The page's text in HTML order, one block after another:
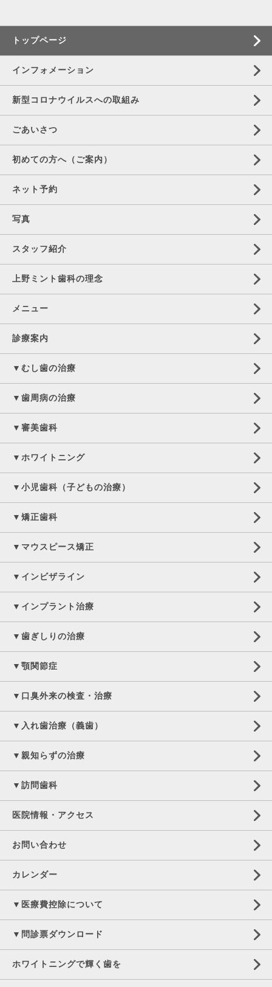
トップページ
インフォメーション
新型コロナウイルスへの取組み
ごあいさつ
初めての方へ（ご案内）
ネット予約
写真
スタッフ紹介
上野ミント歯科の理念
メニュー
診療案内
▼むし歯の治療
▼歯周病の治療
▼審美歯科
▼ホワイトニング
▼小児歯科（子どもの治療）
▼矯正歯科
▼マウスピース矯正
▼インビザライン
▼インプラント治療
▼歯ぎしりの治療
▼顎関節症
▼口臭外来の検査・治療
▼入れ歯治療（義歯）
▼親知らずの治療
▼訪問歯科
医院情報・アクセス
お問い合わせ
カレンダー
▼医療費控除について
▼問診票ダウンロード
ホワイトニングで輝く歯を